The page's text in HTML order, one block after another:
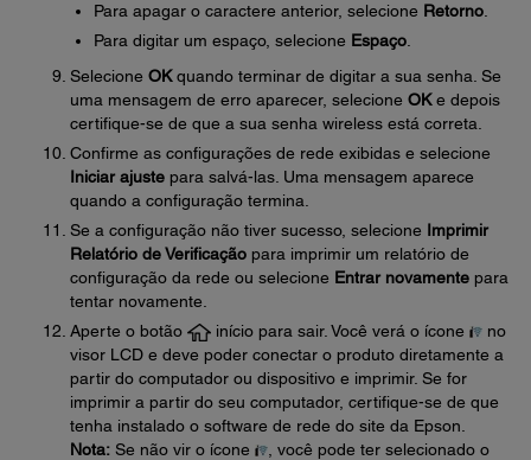
Para apagar o caractere anterior, selecione Retorno
Para digitar um espaço, selecione Espaço
Selecione OKquando terminar de digitar a sua senha. Se
uma mensagem de erro aparecer, selecione OKe depois
certifique-se de que a sua senha wireless está correta.
Confirme as configurações de rede exibidas e selecione
Iniciar ajuste para salvá-las. Uma mensagem aparece
quando a configuração termina.
Se a configuração não tiver sucesso, selecione Imprimir
Relatório de Verificação para imprimir um relatório de
configuração da rede ou selecione Entrar novamente para
tentar novamente.
Aperte o botão
início para sair. Você verá o ícone
no
visor LCD e deve poder conectar o produto diretamente a
partir do computador ou dispositivo e imprimir. Se for
imprimir a partir do seu computador, certifique-se de que
tenha instalado o software de rede do site da Epson.
Nota: Se não vir o ícone
, você pode ter selecionado o